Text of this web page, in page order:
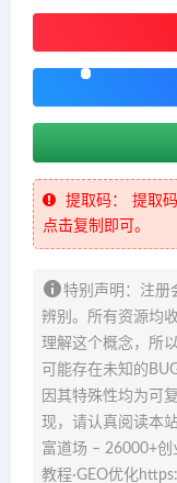
提取码：
提取
点击复制即可。
特别声明：注册
辨别。所有资源均
理解这个概念，所
可能存在未知的
因其特殊性均为可
现，请认真阅读本
富道场 – 26000+创
教程·GEO优化